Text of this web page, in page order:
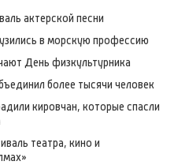
актерской песни
в морскую профессию
День физкультурника
более тысячи человек
кировчан, которые спасли
театра, кино и